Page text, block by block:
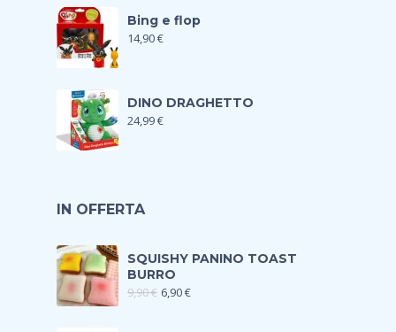
Bing e flop
14,90€
DINO DRAGHETTO
24,99€
IN OFFERTA
SQUISHY PANINO TOAST
BURRO
9,90€ 6,90€